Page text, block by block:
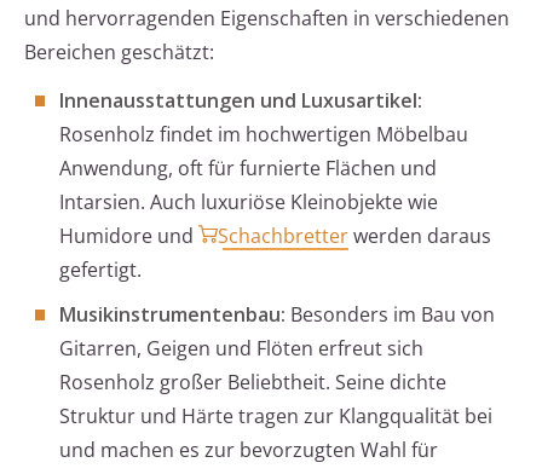
und hervorragenden Eigenschaften in verschiedenen
Bereichen geschätzt:
Innenausstattungen und Luxusartikel:
Rosenholz findet im hochwertigen Möbelbau
Anwendung, oft für furnierte Flächen und
Intarsien. Auch luxuriöse Kleinobjekte wie
Humidore und
Schachbretterwerden daraus
gefertigt.
Musikinstrumentenbau: Besonders im Bau von
Gitarren, Geigen und Flöten erfreut sich
Rosenholz großer Beliebtheit. Seine dichte
Struktur und Härte tragen zur Klangqualität bei
und machen es zur bevorzugten Wahl für